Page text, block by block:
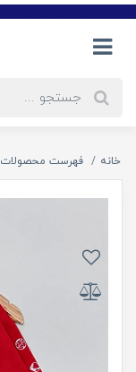
خانه فهرست محصولات